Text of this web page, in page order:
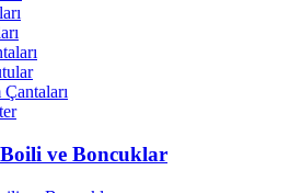
ve Boncuklar